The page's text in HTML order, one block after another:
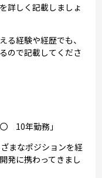
詳しく記載しましょ
る経験や経歴でも、
ので記載してくださ
10年勤務」
まなポジションを経
発に携わってきまし